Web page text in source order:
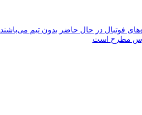
فوتبال در حال حاضر بدون تیم می‌باشند
مطرح است